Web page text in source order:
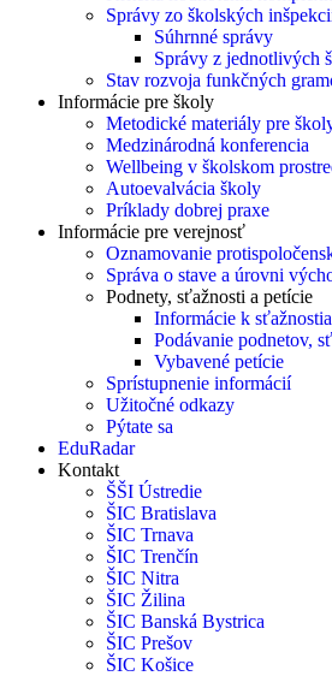
Správy zo školských
Súhrnné správy
Správy z jednotlivých
Stav rozvoja funkčných
Informácie pre školy
Metodické materiály pre
Medzinárodná konferencia
Wellbeing v školskom
Autoevalvácia školy
Príklady dobrej praxe
Informácie pre verejnosť
Oznamovanie
Správa o stave a úrovni
Podnety, sťažnosti a petície
Informácie k
Podávanie podnetov,
Vybavené petície
Sprístupnenie informácií
Užitočné odkazy
Pýtate sa
EduRadar
Kontakt
ŠŠI Ústredie
ŠIC Bratislava
ŠIC Trnava
ŠIC Trenčín
ŠIC Nitra
ŠIC Žilina
ŠIC Banská Bystrica
ŠIC Prešov
ŠIC Košice